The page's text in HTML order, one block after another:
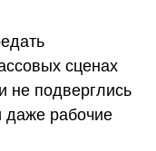
сценах
не подверглись
рабочие